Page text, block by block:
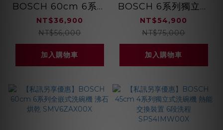
BOSCH 60cm 6系列
獨立式洗碗機 全自動
智慧偵測 8段洗程
SMS6HAW00X
NT$36,900
NT$56,000
加入購物車
BOSCH 6系列獨立式
洗碗機 沸石烘乾
SMS6ZCW00X
NT$54,900
NT$75,000
加入購物車